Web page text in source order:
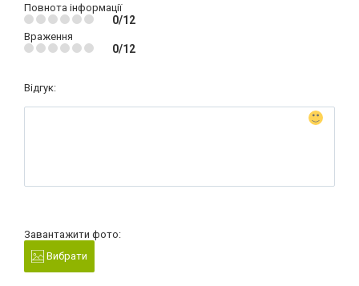
Повнота інформації
0/12
Враження
0/12
Відгук:
Завантажити фото:
Вибрати